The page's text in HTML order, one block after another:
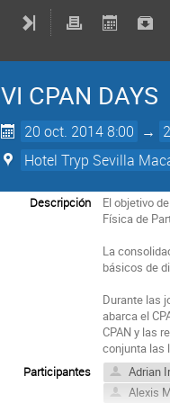
VI CPAN DAYS
20 oct. 2014 8:00 →
Hotel Tryp Sevilla
Descripción
El objetivo
Física de
La
básicos de
Durante las
abarca el
CPAN y las
conjunta las
Participantes
Adrian
Alexis